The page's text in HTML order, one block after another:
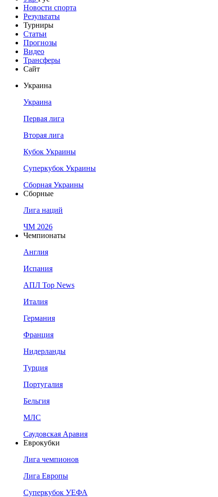
Новости спорта
Результаты
Турниры
Статьи
Прогнозы
Видео
Трансферы
Сайт
Украина
Украина
Первая лига
Вторая лига
Кубок Украины
Суперкубок Украины
Сборная Украины
Сборные
Лига наций
ЧМ 2026
Чемпионаты
Англия
Испания
АПЛ Top News
Италия
Германия
Франция
Нидерланды
Турция
Португалия
Бельгия
МЛС
Саудовская Аравия
Еврокубки
Лига чемпионов
Лига Европы
Суперкубок УЕФА